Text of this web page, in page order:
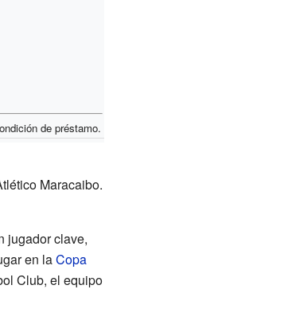
de préstamo.
Maracaibo.
jugador clave,
en laCopa
Club, el equipo